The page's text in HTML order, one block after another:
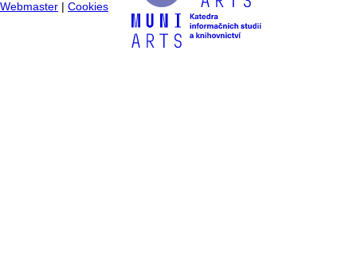
Webmaster
Cookies